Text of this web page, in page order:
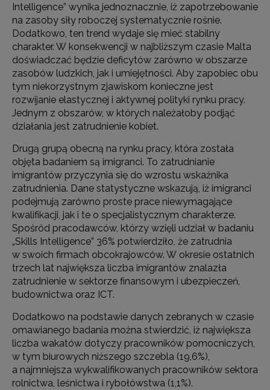
Intelligence” wynika jednoznacznie, iż zapotrzebowanie
na zasoby siły roboczej systematycznie rośnie.
Dodatkowo, ten trend wydaje się mieć stabilny
charakter. W konsekwencji w najbliższym czasie Malta
doświadczać będzie deficytów zarówno w obszarze
zasobów ludzkich, jak i umiejętności. Aby zapobiec obu
tym niekorzystnym zjawiskom konieczne jest
rozwijanie elastycznej i aktywnej polityki rynku pracy.
Jednym z obszarów, w których należałoby podjąć
działania jest zatrudnienie kobiet.
Drugą grupą obecną na rynku pracy, która została
objęta badaniem są imigranci. To zatrudnianie
imigrantów przyczynia się do wzrostu wskaźnika
zatrudnienia. Dane statystyczne wskazują, iż imigranci
podejmują zarówno proste prace niewymagające
kwalifikacji, jak i te o specjalistycznym charakterze.
Spośród pracodawców, którzy wzięli udział w badaniu
„Skills Intelligence” 36% potwierdziło, że zatrudnia
w swoich firmach obcokrajowców. W okresie ostatnich
trzech lat największa liczba imigrantów znalazła
zatrudnienie w sektorze finansowym i ubezpieczeń,
budownictwa oraz ICT.
Dodatkowo na podstawie danych zebranych w czasie
omawianego badania można stwierdzić, iż największa
liczba wakatów dotyczy pracowników pomocniczych,
w tym biurowych niższego szczebla (19,6%),
a najmniejsza wykwalifikowanych pracowników sektora
rolnictwa, leśnictwa i rybołówstwa (1,1%).